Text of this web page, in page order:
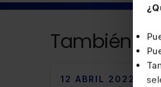
También
12 ABRIL 2022